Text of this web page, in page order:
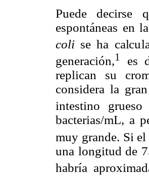
Puede decirse
espontáneas en
coli se ha
generación,1
es
replican su
considera la
intestino
bacterias/mL, a
muy grande. Si
una longitud de
habría